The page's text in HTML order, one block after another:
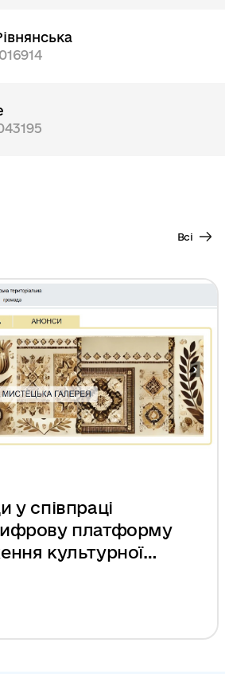
Всі
у співпраці
платформу
культурної